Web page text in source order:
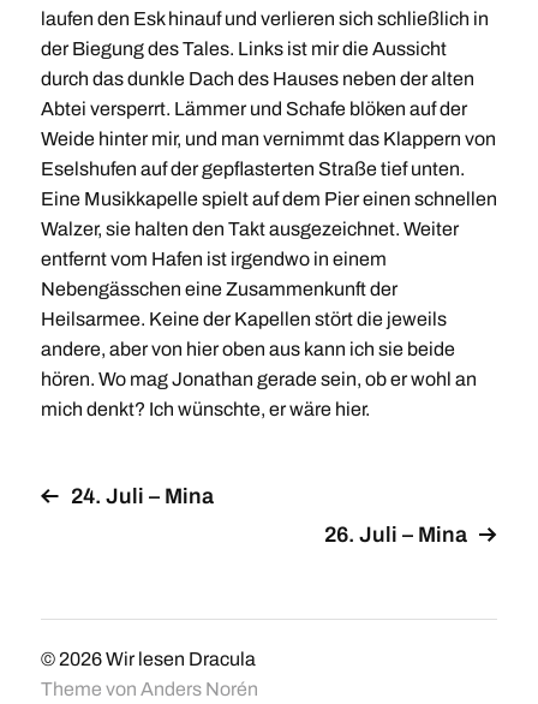
laufen den Esk hinauf und verlieren sich schließlich in
der Biegung des Tales. Links ist mir die Aussicht
durch das dunkle Dach des Hauses neben der alten
Abtei versperrt. Lämmer und Schafe blöken auf der
Weide hinter mir, und man vernimmt das Klappern von
Eselshufen auf der gepflasterten Straße tief unten.
Eine Musikkapelle spielt auf dem Pier einen schnellen
Walzer, sie halten den Takt ausgezeichnet. Weiter
entfernt vom Hafen ist irgendwo in einem
Nebengässchen eine Zusammenkunft der
Heilsarmee. Keine der Kapellen stört die jeweils
andere, aber von hier oben aus kann ich sie beide
hören. Wo mag Jonathan gerade sein, ob er wohl an
mich denkt? Ich wünschte, er wäre hier.
24. Juli – Mina
26. Juli – Mina
© 2026Wir lesen Dracula
Theme von Anders Norén